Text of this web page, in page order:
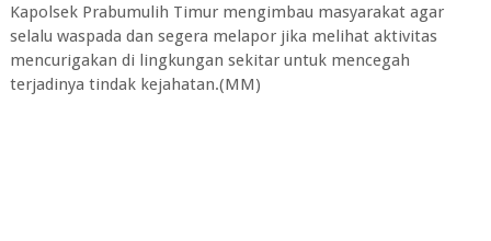
Kapolsek Prabumulih Timur mengimbau masyarakat agar
selalu waspada dan segera melapor jika melihat aktivitas
mencurigakan di lingkungan sekitar untuk mencegah
terjadinya tindak kejahatan.(MM)